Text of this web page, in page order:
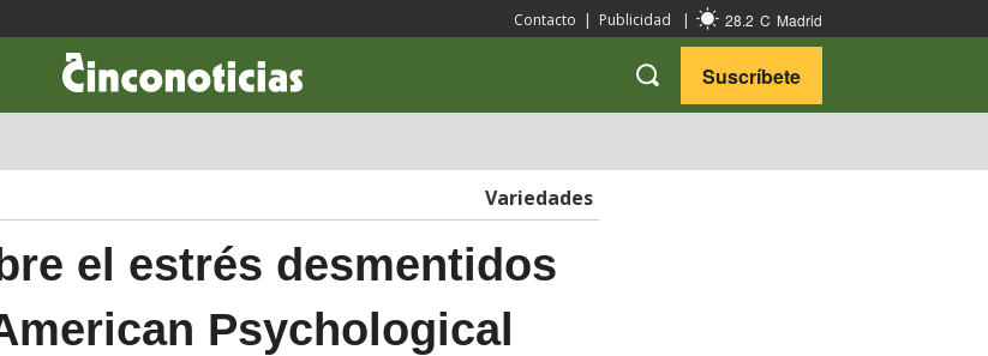
Contacto | Publicidad | 28.2 C Madrid
Suscríbete
Variedades
el estrés desmentidos
Psychological